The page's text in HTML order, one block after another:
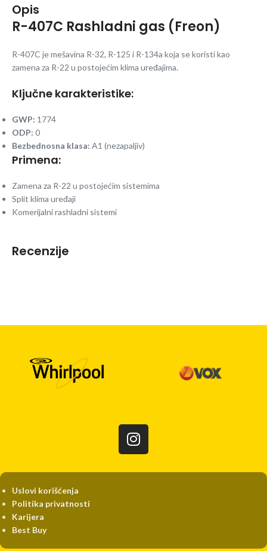
Opis
R-407C Rashladni gas (Freon)
R-407C je mešavina R-32, R-125 i R-134a koja se koristi kao
zamena za R-22 u postojećim klima uređajima.
Ključne karakteristike:
GWP: 1774
ODP: 0
Bezbednosna klasa: A1 (nezapaljiv)
Primena:
Zamena za R-22 u postojećim sistemima
Split klima uređaji
Komerijalni rashladni sistemi
Recenzije
Uslovi korišćenja
Politika privatnosti
Karijera
Best Buy